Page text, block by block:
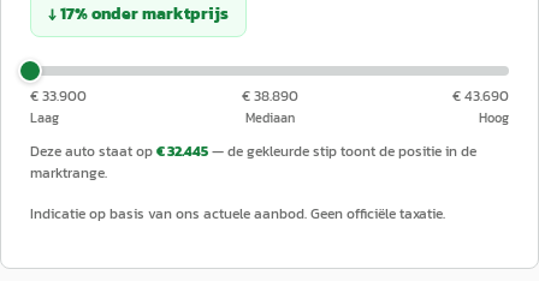
↓17%ondermarktprijs
€ 33.900
Laag
€ 38.890
Mediaan
€ 43.690
Hoog
Deze auto staat op€ 32.445— de gekleurde stip toont de positie in de
marktrange.
Indicatie op basis van ons actuele aanbod. Geen officiële taxatie.